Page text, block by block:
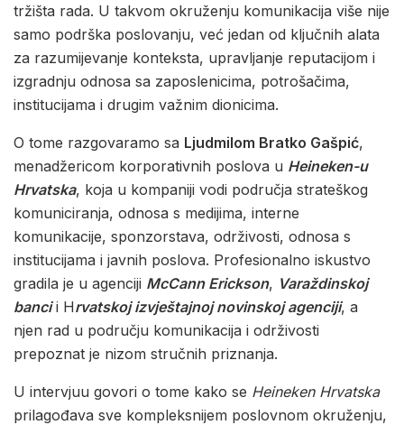
tržišta rada. U takvom okruženju komunikacija više nije
samo podrška poslovanju, već jedan od ključnih alata
za razumijevanje konteksta, upravljanje reputacijom i
izgradnju odnosa sa zaposlenicima, potrošačima,
institucijama i drugim važnim dionicima.
O tome razgovaramo sa Ljudmilom Bratko Gašpić,
menadžericom korporativnih poslova u Heineken-u
Hrvatska, koja u kompaniji vodi područja strateškog
komuniciranja, odnosa s medijima, interne
komunikacije, sponzorstava, održivosti, odnosa s
institucijama i javnih poslova. Profesionalno iskustvo
gradila je u agenciji McCann Erickson, Varaždinskoj
bancii Hrvatskoj izvještajnoj novinskoj agenciji, a
njen rad u području komunikacija i održivosti
prepoznat je nizom stručnih priznanja.
U intervjuu govori o tome kako se Heineken Hrvatska
prilagođava sve kompleksnijem poslovnom okruženju,